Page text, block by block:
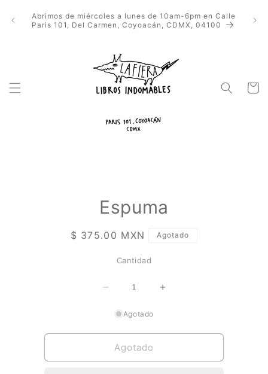
directamente
al contenido
Abrimos de miércoles a lunes de 10am-6pm en Calle
Paris 101, Del Carmen, Coyoacán, CDMX, 04100
Carrito
Espuma
Precio
$ 375.00 MXN Agotado
Cantidad
Reducir
para
Aumentar
Agotado
Agotado